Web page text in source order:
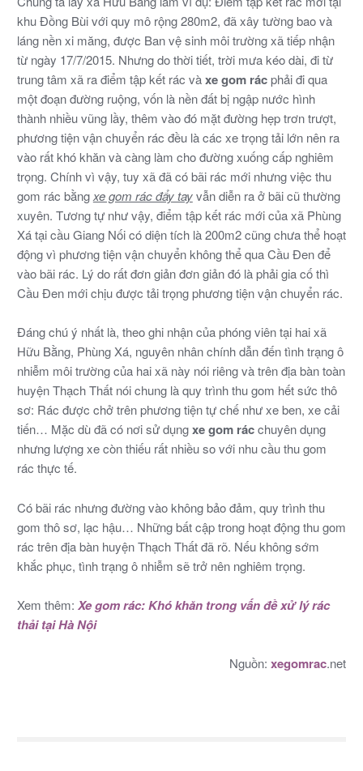
khu Đồng Bùi với quy mô rộng 280m2, đã xây tường bao và
láng nền xi măng, được Ban vệ sinh môi trường xã tiếp nhận
từ ngày 17/7/2015. Nhưng do thời tiết, trời mưa kéo dài, đi từ
trung tâm xã ra điểm tập kết rác vàxe gom rácphải đi qua
một đoạn đường ruộng, vốn là nền đất bị ngập nước hình
thành nhiều vũng lầy, thêm vào đó mặt đường hẹp trơn trượt,
phương tiện vận chuyển rác đều là các xe trọng tải lớn nên ra
vào rất khó khăn và càng làm cho đường xuống cấp nghiêm
trọng. Chính vì vậy, tuy xã đã có bãi rác mới nhưng việc thu
gom rác bằngxe gom rác đẩy tayvẫn diễn ra ở bãi cũ thường
xuyên. Tương tự như vậy, điểm tập kết rác mới của xã Phùng
Xá tại cầu Giang Nối có diện tích là 200m2 cũng chưa thể hoạt
động vì phương tiện vận chuyển không thể qua Cầu Đen để
vào bãi rác. Lý do rất đơn giản đơn giản đó là phải gia cố thì
Cầu Đen mới chịu được tải trọng phương tiện vận chuyển rác.
Đáng chú ý nhất là, theo ghi nhận của phóng viên tại hai xã
Hữu Bằng, Phùng Xá, nguyên nhân chính dẫn đến tình trạng ô
nhiễm môi trường của hai xã này nói riêng và trên địa bàn toàn
huyện Thạch Thất nói chung là quy trình thu gom hết sức thô
sơ: Rác được chở trên phương tiện tự chế như xe ben, xe cải
tiến… Mặc dù đã có nơi sử dụngxe gom rácchuyên dụng
nhưng lượng xe còn thiếu rất nhiều so với nhu cầu thu gom
rác thực tế.
Có bãi rác nhưng đường vào không bảo đảm, quy trình thu
gom thô sơ, lạc hậu… Những bất cập trong hoạt động thu gom
rác trên địa bàn huyện Thạch Thất đã rõ. Nếu không sớm
khắc phục, tình trạng ô nhiễm sẽ trở nên nghiêm trọng.
Xem thêm: Xe gom rác: Khó khăn trong vấn đề xử lý rác
thải tại Hà Nội
Nguồn:xegomrac.net